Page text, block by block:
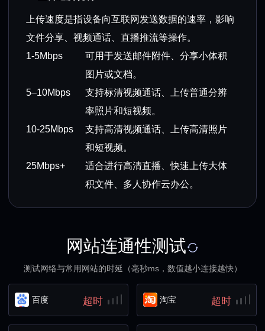
上传速度是指设备向互联网发送数据的速率，影响
文件分享、视频通话、直播推流等操作。
1-5Mbps
可用于发送邮件附件、分享小体积
图片或文档。
5–10Mbps
支持标清视频通话、上传普通分辨
率照片和短视频。
10-25Mbps
支持高清视频通话、上传高清照片
和短视频。
25Mbps+
适合进行高清直播、快速上传大体
积文件、多人协作云办公。
网站连通性测试
测试网络与常用网站的时延（毫秒ms，数值越小连接越快）
百度 超时 淘宝 超时